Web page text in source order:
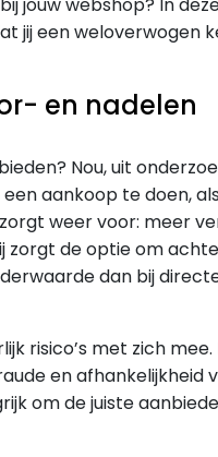
jij een weloverwogen
en nadelen
Nou, uit
aankoop te doen,
weer voor: meer
zorgt de optie om
dan bij
risico’s met zich
en afhankelijkheid
om de juiste